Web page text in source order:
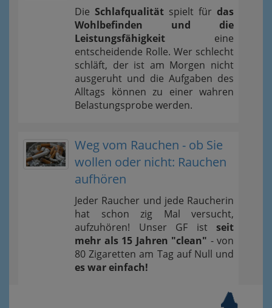
Die Schlafqualität spielt für das
Wohlbefinden und die
Leistungsfähigkeit eine
entscheidende Rolle. Wer schlecht
schläft, der ist am Morgen nicht
ausgeruht und die Aufgaben des
Alltags können zu einer wahren
Belastungsprobe werden.
Weg vom Rauchen - ob Sie
wollen oder nicht: Rauchen
aufhören
Jeder Raucher und jede Raucherin
hat schon zig Mal versucht,
aufzuhören! Unser GF ist seit
mehr als 15 Jahren "clean" - von
80 Zigaretten am Tag auf Null und
es war einfach!